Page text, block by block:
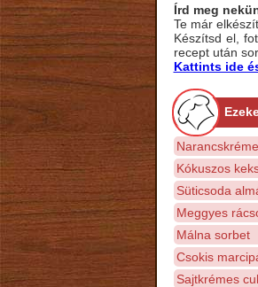
Írd meg
Te már
Készítsd el,
recept után
Kattints ide
Kókuszos
Süticsoda
Meggyes
Málna sorbet
Csokis
Sajtkrémes